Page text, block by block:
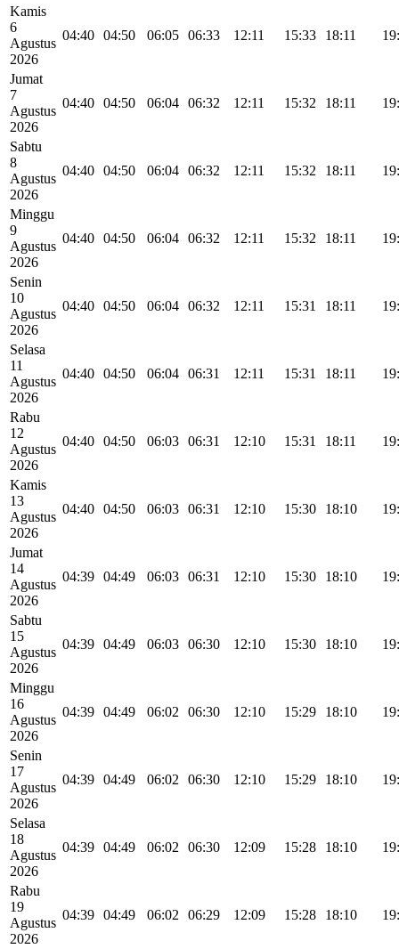
Kamis
6
Agustus
2026
04:40 04:50 06:05 06:33 12:11 15:33 18:11
Jumat
7
Agustus
2026
04:40 04:50 06:04 06:32 12:11 15:32 18:11
Sabtu
8
Agustus
2026
04:40 04:50 06:04 06:32 12:11 15:32 18:11
Minggu
9
Agustus
2026
04:40 04:50 06:04 06:32 12:11 15:32 18:11
Senin
10
Agustus
2026
04:40 04:50 06:04 06:32 12:11 15:31 18:11
Selasa
11
Agustus
2026
04:40 04:50 06:04 06:31 12:11 15:31 18:11
Rabu
12
Agustus
2026
04:40 04:50 06:03 06:31 12:10 15:31 18:11
Kamis
13
Agustus
2026
04:40 04:50 06:03 06:31 12:10 15:30 18:10
Jumat
14
Agustus
2026
04:39 04:49 06:03 06:31 12:10 15:30 18:10
Sabtu
15
Agustus
2026
04:39 04:49 06:03 06:30 12:10 15:30 18:10
Minggu
16
Agustus
2026
04:39 04:49 06:02 06:30 12:10 15:29 18:10
Senin
17
Agustus
2026
04:39 04:49 06:02 06:30 12:10 15:29 18:10
Selasa
18
Agustus
2026
04:39 04:49 06:02 06:30 12:09 15:28 18:10
Rabu
19
Agustus
2026
04:39 04:49 06:02 06:29 12:09 15:28 18:10